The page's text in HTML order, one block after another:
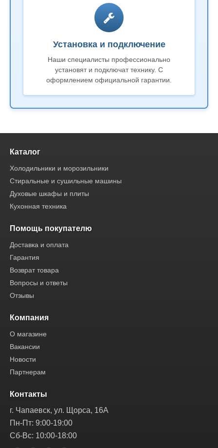
Установка и подключение
Наши специалисты профессионально
установят и подключат технику. С
оформлением официальной гарантии.
Каталог
Холодильники и морозильники
Стиральные и сушильные машины
Духовые шкафы и плиты
Кухонная техника
Помощь покупателю
Доставка и оплата
Гарантия
Возврат товара
Вопросы и ответы
Отзывы
Компания
О магазине
Вакансии
Новости
Партнерам
Контакты
г. Чапаевск, ул. Щорса, 16А
Пн-Пт: 9:00-19:00
Сб-Вс: 10:00-18:00